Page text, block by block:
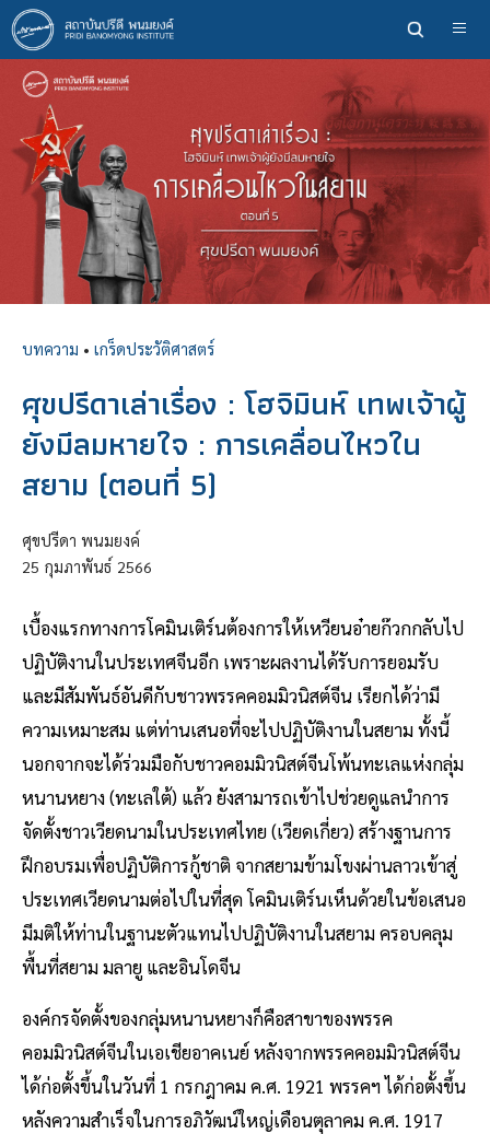
ข้าม
ไป
ยัง
เนื้อหา
บทความ • เกร็ดประวัติศาสตร์
ศุขปรีดาเล่าเรื่อง : โฮจิมินห์ เทพเจ้าผู้
ยังมีลมหายใจ : การเคลื่อนไหวใน
สยาม (ตอนที่ 5)
ศุขปรีดา พนมยงค์
25 กุมภาพันธ์ 2566
เบื้องแรกทางการโคมินเติร์นต้องการให้เหวียนอ๋ายก๊วกกลับไป
ปฏิบัติงานในประเทศจีนอีก เพราะผลงานได้รับการยอมรับ
และมีสัมพันธ์อันดีกับชาวพรรคคอมมิวนิสต์จีน เรียกได้ว่ามี
ความเหมาะสม แต่ท่านเสนอที่จะไปปฏิบัติงานในสยาม ทั้งนี้
นอกจากจะได้ร่วมมือกับชาวคอมมิวนิสต์จีนโพ้นทะเลแห่งกลุ่ม
หนานหยาง (ทะเลใต้) แล้ว ยังสามารถเข้าไปช่วยดูแลนำการ
จัดตั้งชาวเวียดนามในประเทศไทย (เวียดเกี่ยว) สร้างฐานการ
ฝึกอบรมเพื่อปฏิบัติการกู้ชาติ จากสยามข้ามโขงผ่านลาวเข้าสู่
ประเทศเวียดนามต่อไปในที่สุด โคมินเติร์นเห็นด้วยในข้อเสนอ
มีมติให้ท่านในฐานะตัวแทนไปปฏิบัติงานในสยาม ครอบคลุม
พื้นที่สยาม มลายู และอินโดจีน
องค์กรจัดตั้งของกลุ่มหนานหยางก็คือสาขาของพรรค
คอมมิวนิสต์จีนในเอเชียอาคเนย์ หลังจากพรรคคอมมิวนิสต์จีน
ได้ก่อตั้งขึ้นในวันที่ 1 กรกฎาคม ค.ศ. 1921 พรรคฯ ได้ก่อตั้งขึ้น
หลังความสำเร็จในการอภิวัฒน์ใหญ่เดือนตุลาคม ค.ศ. 1917